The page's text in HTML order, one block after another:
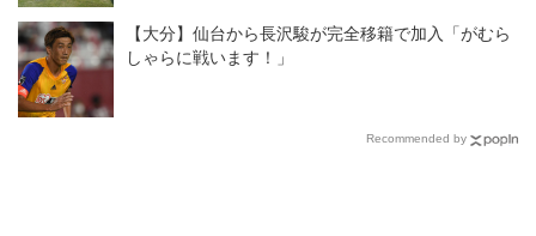
【大分】仙台から長沢駿が完全移籍で加入「がむら
しゃらに戦います！」
Recommended by